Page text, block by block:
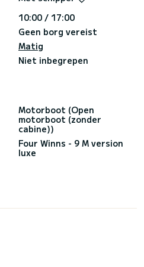
maar om een XXL comfort
voor gemakkelijke en
(inboard motor, zonder
buitenkant).
bedienbaar vanaf
volledig te ontspannen.
te genieten wanneer u
lunchen.
10:00 / 17:00
Geen borg vereist
Matig
Niet inbegrepen
Motorboot (Open
motorboot (zonder
cabine))
Four Winns - 9 M version
luxe